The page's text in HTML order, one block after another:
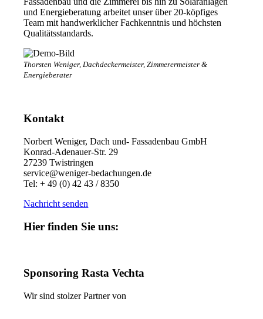
und Energieberatung arbeitet unser über 20-köpfiges
Team mit handwerklicher Fachkenntnis und höchsten
Qualitätsstandards.
Thorsten Weniger, Dachdeckermeister, Zimmerermeister &
Energieberater
Kontakt
Norbert Weniger, Dach und- Fassadenbau GmbH
Konrad-Adenauer-Str. 29
27239 Twistringen
service@weniger-bedachungen.de
Tel: + 49 (0) 42 43 / 8350
Nachricht senden
Hier finden Sie uns:
Sponsoring Rasta Vechta
Wir sind stolzer Partner von